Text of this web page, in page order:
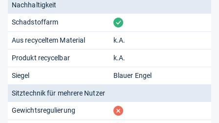
Nachhaltigkeit
Schadstoffarm vorhanden
Aus recyceltem Material k.A.
Produkt recycelbar k.A.
Siegel Blauer Engel
Sitztechnik für mehrere Nutzer
Gewichtsregulierung fehlt